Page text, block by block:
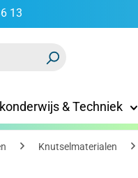
13
& Techniek
Knutselmaterialen